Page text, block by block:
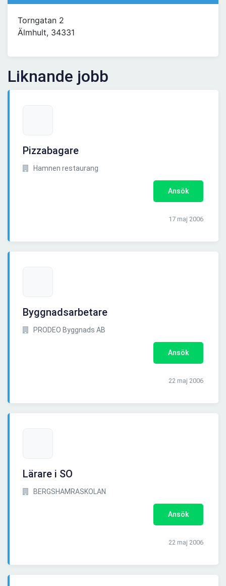
Torngatan 2
Älmhult, 34331
Liknande jobb
Pizzabagare
Hamnen restaurang
Ansök
17 maj 2006
Byggnadsarbetare
PRODEO Byggnads AB
Ansök
22 maj 2006
Lärare i SO
BERGSHAMRASKOLAN
Ansök
22 maj 2006